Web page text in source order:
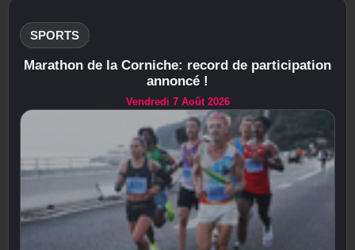
SPORTS
Marathon de la Corniche: record de participation
annoncé !
Vendredi 7 Août 2026